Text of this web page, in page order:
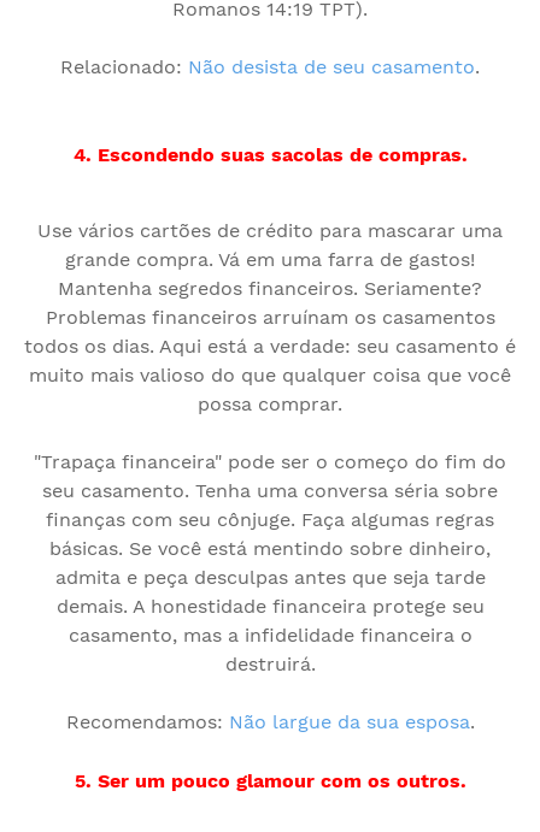
Romanos 14:19 TPT).
Relacionado: Não desista de seu casamento.
4. Escondendo suas sacolas de compras.
Use vários cartões de crédito para mascarar uma
grande compra. Vá em uma farra de gastos!
Mantenha segredos financeiros. Seriamente?
Problemas financeiros arruínam os casamentos
todos os dias. Aqui está a verdade: seu casamento é
muito mais valioso do que qualquer coisa que você
possa comprar.
"Trapaça financeira" pode ser o começo do fim do
seu casamento. Tenha uma conversa séria sobre
finanças com seu cônjuge. Faça algumas regras
básicas. Se você está mentindo sobre dinheiro,
admita e peça desculpas antes que seja tarde
demais. A honestidade financeira protege seu
casamento, mas a infidelidade financeira o
destruirá.
Recomendamos: Não largue da sua esposa.
5. Ser um pouco glamour com os outros.